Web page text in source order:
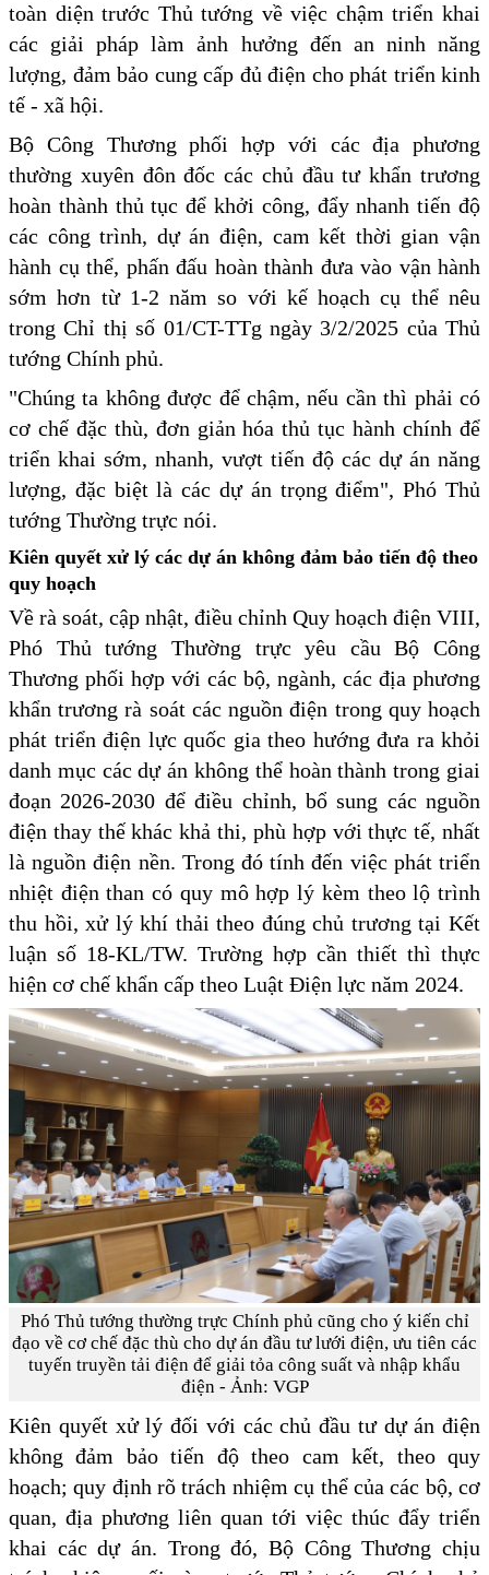
toàn diện trước Thủ tướng về việc chậm triển khai
các giải pháp làm ảnh hưởng đến an ninh năng
lượng, đảm bảo cung cấp đủ điện cho phát triển kinh
tế - xã hội.
Bộ Công Thương phối hợp với các địa phương
thường xuyên đôn đốc các chủ đầu tư khẩn trương
hoàn thành thủ tục để khởi công, đẩy nhanh tiến độ
các công trình, dự án điện, cam kết thời gian vận
hành cụ thể, phấn đấu hoàn thành đưa vào vận hành
sớm hơn từ 1-2 năm so với kế hoạch cụ thể nêu
trong Chỉ thị số 01/CT-TTg ngày 3/2/2025 của Thủ
tướng Chính phủ.
"Chúng ta không được để chậm, nếu cần thì phải có
cơ chế đặc thù, đơn giản hóa thủ tục hành chính để
triển khai sớm, nhanh, vượt tiến độ các dự án năng
lượng, đặc biệt là các dự án trọng điểm", Phó Thủ
tướng Thường trực nói.
Kiên quyết xử lý các dự án không đảm bảo tiến độ theo
quy hoạch
Về rà soát, cập nhật, điều chỉnh Quy hoạch điện VIII,
Phó Thủ tướng Thường trực yêu cầu Bộ Công
Thương phối hợp với các bộ, ngành, các địa phương
khẩn trương rà soát các nguồn điện trong quy hoạch
phát triển điện lực quốc gia theo hướng đưa ra khỏi
danh mục các dự án không thể hoàn thành trong giai
đoạn 2026-2030 để điều chỉnh, bổ sung các nguồn
điện thay thế khác khả thi, phù hợp với thực tế, nhất
là nguồn điện nền. Trong đó tính đến việc phát triển
nhiệt điện than có quy mô hợp lý kèm theo lộ trình
thu hồi, xử lý khí thải theo đúng chủ trương tại Kết
luận số 18-KL/TW. Trường hợp cần thiết thì thực
hiện cơ chế khẩn cấp theo Luật Điện lực năm 2024.
Phó Thủ tướng thường trực Chính phủ cũng cho ý kiến chỉ
đạo về cơ chế đặc thù cho dự án đầu tư lưới điện, ưu tiên các
tuyến truyền tải điện để giải tỏa công suất và nhập khẩu
điện - Ảnh: VGP
Kiên quyết xử lý đối với các chủ đầu tư dự án điện
không đảm bảo tiến độ theo cam kết, theo quy
hoạch; quy định rõ trách nhiệm cụ thể của các bộ, cơ
quan, địa phương liên quan tới việc thúc đẩy triển
khai các dự án. Trong đó, Bộ Công Thương chịu